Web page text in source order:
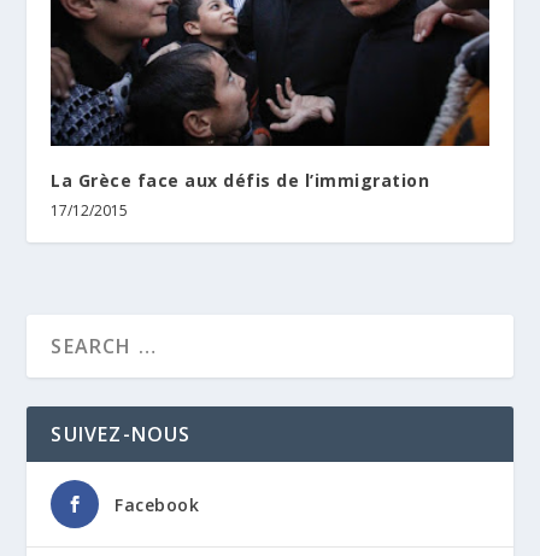
La Grèce face aux défis de l’immigration
17/12/2015
SUIVEZ-NOUS
Facebook